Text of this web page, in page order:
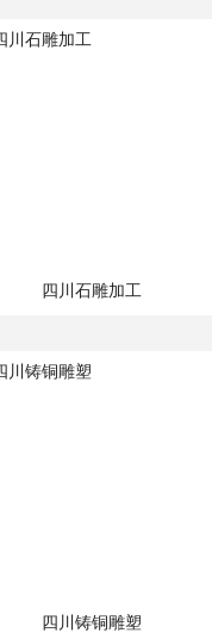
四川石雕加工
四川铸铜雕塑